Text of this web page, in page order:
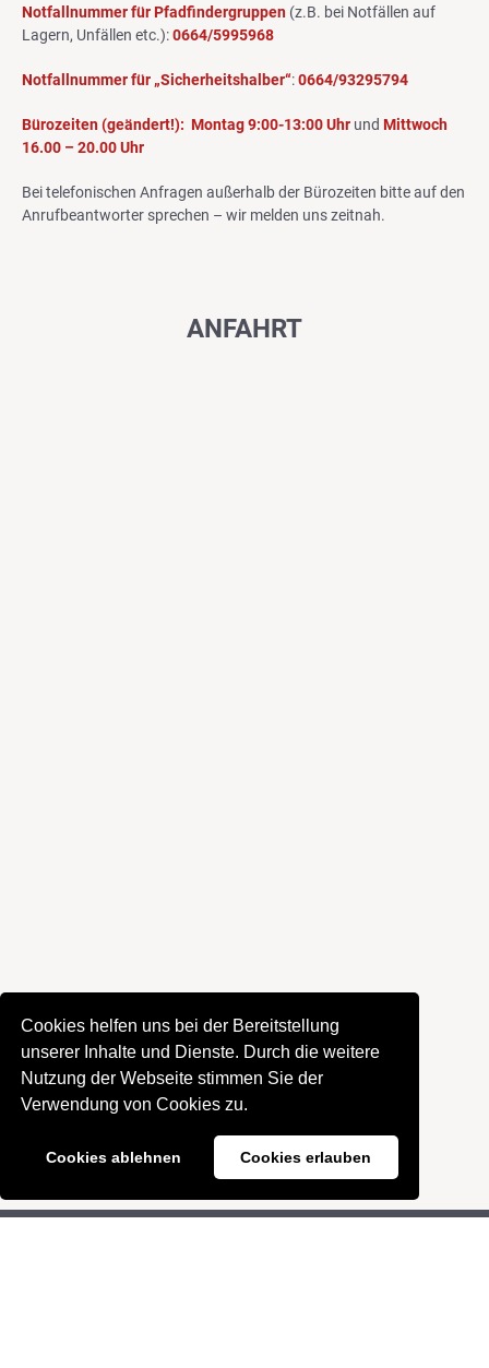
Cookies helfen uns bei der Bereitstellung
unserer Inhalte und Dienste. Durch die weitere
Nutzung der Webseite stimmen Sie der
Verwendung von Cookies zu.
Cookies ablehnen Cookies erlauben
Notfallnummer für Pfadfindergruppen (z.B. bei Notfällen auf
Lagern, Unfällen etc.):0664/5995968
Notfallnummer für „Sicherheitshalber“:0664/93295794
Bürozeiten (geändert!): Montag 9:00-13:00 Uhr und Mittwoch
16.00 – 20.00 Uhr
Bei telefonischen Anfragen außerhalb der Bürozeiten bitte auf den
Anrufbeantworter sprechen – wir melden uns zeitnah.
ANFAHRT